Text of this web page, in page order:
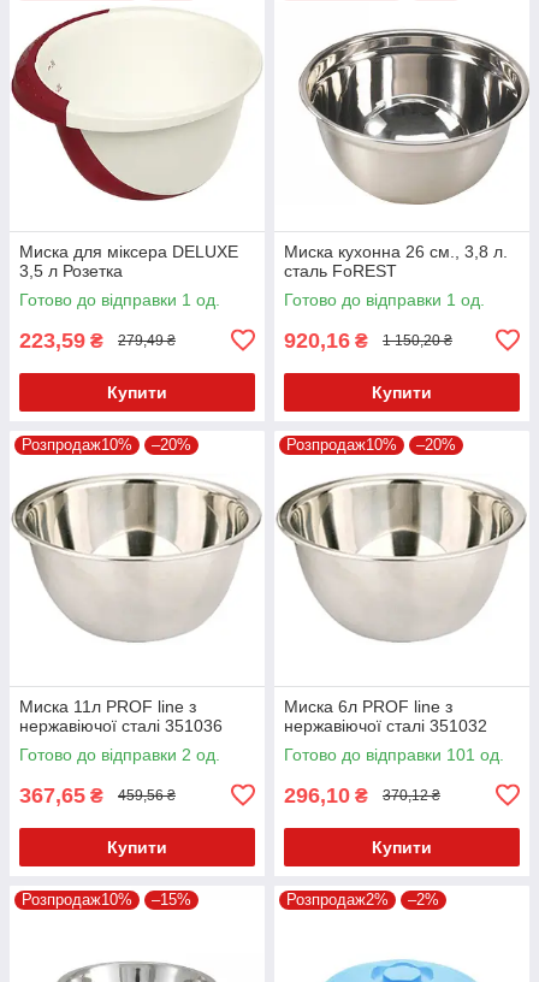
Миска для міксера DELUXE
3,5 л Розетка
Готово до відправки 1 од.
223,59 ₴ 279,49 ₴
Купити
Миска кухонна 26 см., 3,8 л.
сталь FoREST
Готово до відправки 1 од.
920,16 ₴ 1 150,20 ₴
Купити
Розпродаж10% –20%
Миска 11л PROF line з
нержавіючої сталі 351036
Готово до відправки 2 од.
367,65 ₴ 459,56 ₴
Купити
Розпродаж10% –20%
Миска 6л PROF line з
нержавіючої сталі 351032
Готово до відправки 101 од.
296,10 ₴ 370,12 ₴
Купити
Розпродаж10% –15% Розпродаж2% –2%